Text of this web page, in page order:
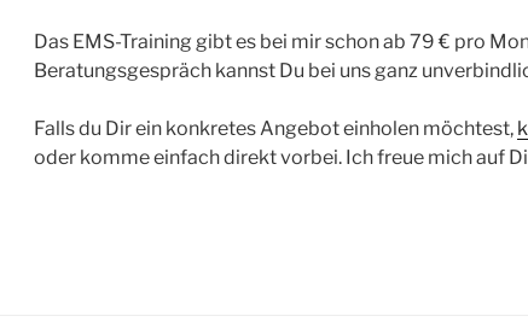
Das EMS-Training gibt es bei mir schon ab 79 € pro
Beratungsgespräch kannst Du bei uns ganz
Falls du Dir ein konkretes Angebot einholen möchtest,
oder komme einfach direkt vorbei. Ich freue mich auf